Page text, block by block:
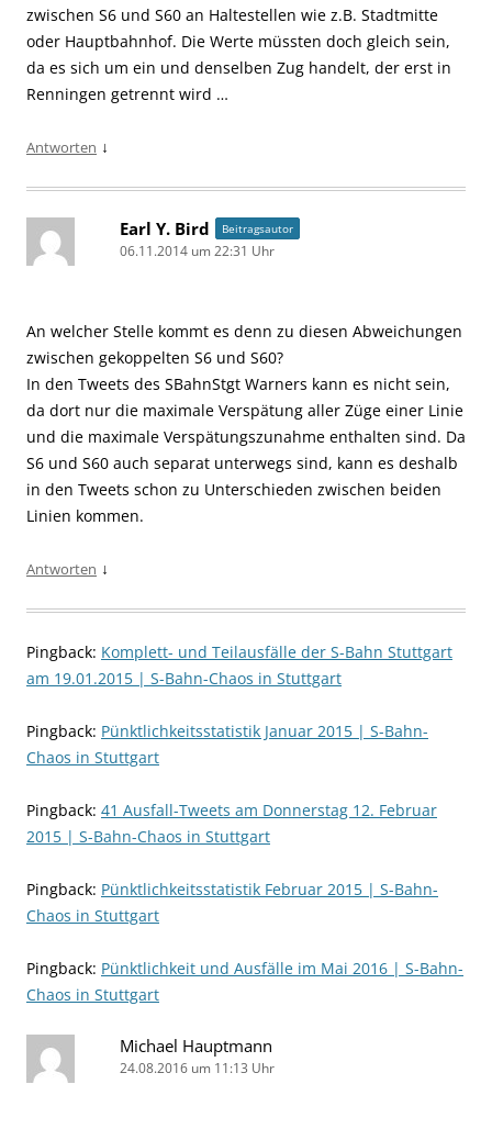
zwischen S6 und S60 an Haltestellen wie z.B. Stadtmitte
oder Hauptbahnhof. Die Werte müssten doch gleich sein,
da es sich um ein und denselben Zug handelt, der erst in
Renningen getrennt wird …
Antworten ↓
Earl Y. Bird Beitragsautor
06.11.2014 um 22:31 Uhr
An welcher Stelle kommt es denn zu diesen Abweichungen
zwischen gekoppelten S6 und S60?
In den Tweets des SBahnStgt Warners kann es nicht sein,
da dort nur die maximale Verspätung aller Züge einer Linie
und die maximale Verspätungszunahme enthalten sind. Da
S6 und S60 auch separat unterwegs sind, kann es deshalb
in den Tweets schon zu Unterschieden zwischen beiden
Linien kommen.
Antworten ↓
Pingback: Komplett- und Teilausfälle der S-Bahn Stuttgart
am 19.01.2015 | S-Bahn-Chaos in Stuttgart
Pingback: Pünktlichkeitsstatistik Januar 2015 | S-Bahn-
Chaos in Stuttgart
Pingback: 41 Ausfall-Tweets am Donnerstag 12. Februar
2015 | S-Bahn-Chaos in Stuttgart
Pingback: Pünktlichkeitsstatistik Februar 2015 | S-Bahn-
Chaos in Stuttgart
Pingback: Pünktlichkeit und Ausfälle im Mai 2016 | S-Bahn-
Chaos in Stuttgart
Michael Hauptmann
24.08.2016 um 11:13 Uhr